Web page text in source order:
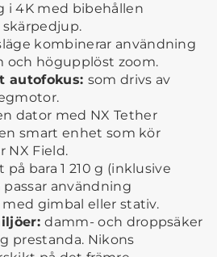
i 4K med bibehållen
kombinerar användning
och högupplöst zoom.
autofokus: som drivs av
dator med NX Tether
smart enhet som kör
NX Field.
på bara 1 210 g (inklusive
användning
gimbal eller stativ.
damm- och droppsäker
prestanda. Nikons